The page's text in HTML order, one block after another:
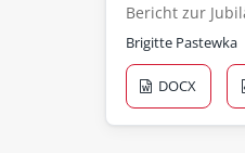
Bericht zur
Brigitte Pastewka
DOCX